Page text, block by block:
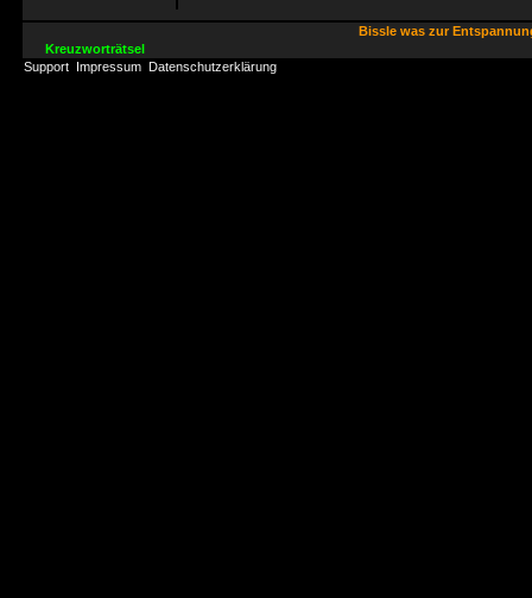
Bissle was zur
Kreuzworträtsel
Support Impressum Datenschutzerklärung